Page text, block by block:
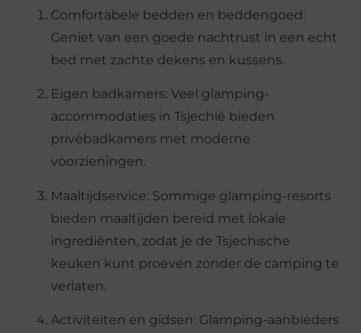
Comfortabele bedden en beddengoed:
Geniet van een goede nachtrust in een echt
bed met zachte dekens en kussens.
Eigen badkamers: Veel glamping-
accommodaties in Tsjechië bieden
privébadkamers met moderne
voorzieningen.
Maaltijdservice: Sommige glamping-resorts
bieden maaltijden bereid met lokale
ingrediënten, zodat je de Tsjechische
keuken kunt proeven zonder de camping te
verlaten.
Activiteiten en gidsen: Glamping-aanbieders